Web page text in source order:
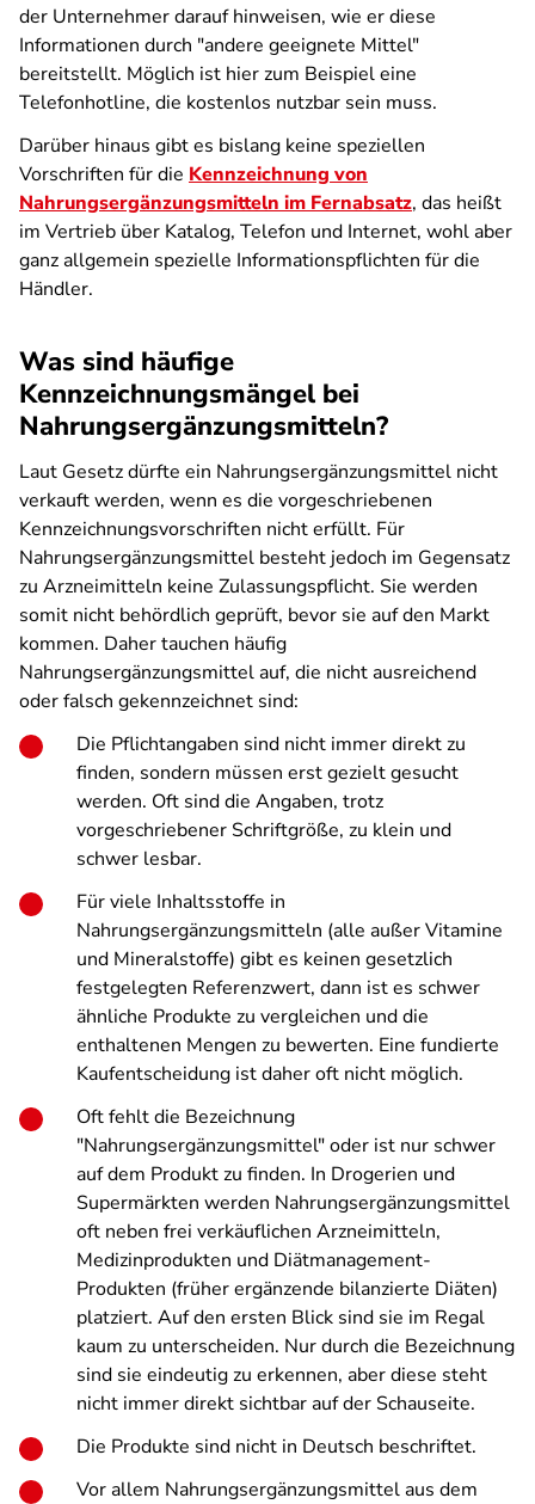
der Unternehmer darauf hinweisen, wie er diese
Informationen durch "andere geeignete Mittel"
bereitstellt. Möglich ist hier zum Beispiel eine
Telefonhotline, die kostenlos nutzbar sein muss.
Darüber hinaus gibt es bislang keine speziellen
Vorschriften für die Kennzeichnung von
Nahrungsergänzungsmitteln im Fernabsatz, das heißt
im Vertrieb über Katalog, Telefon und Internet, wohl aber
ganz allgemein spezielle Informationspflichten für die
Händler.
Was sind häufige
Kennzeichnungsmängel bei
Nahrungsergänzungsmitteln?
Laut Gesetz dürfte ein Nahrungsergänzungsmittel nicht
verkauft werden, wenn es die vorgeschriebenen
Kennzeichnungsvorschriften nicht erfüllt. Für
Nahrungsergänzungsmittel besteht jedoch im Gegensatz
zu Arzneimitteln keine Zulassungspflicht. Sie werden
somit nicht behördlich geprüft, bevor sie auf den Markt
kommen. Daher tauchen häufig
Nahrungsergänzungsmittel auf, die nicht ausreichend
oder falsch gekennzeichnet sind:
Die Pflichtangaben sind nicht immer direkt zu
finden, sondern müssen erst gezielt gesucht
werden. Oft sind die Angaben, trotz
vorgeschriebener Schriftgröße, zu klein und
schwer lesbar.
Für viele Inhaltsstoffe in
Nahrungsergänzungsmitteln (alle außer Vitamine
und Mineralstoffe) gibt es keinen gesetzlich
festgelegten Referenzwert, dann ist es schwer
ähnliche Produkte zu vergleichen und die
enthaltenen Mengen zu bewerten. Eine fundierte
Kaufentscheidung ist daher oft nicht möglich.
Oft fehlt die Bezeichnung
"Nahrungsergänzungsmittel" oder ist nur schwer
auf dem Produkt zu finden. In Drogerien und
Supermärkten werden Nahrungsergänzungsmittel
oft neben frei verkäuflichen Arzneimitteln,
Medizinprodukten und Diätmanagement-
Produkten (früher ergänzende bilanzierte Diäten)
platziert. Auf den ersten Blick sind sie im Regal
kaum zu unterscheiden. Nur durch die Bezeichnung
sind sie eindeutig zu erkennen, aber diese steht
nicht immer direkt sichtbar auf der Schauseite.
Die Produkte sind nicht in Deutsch beschriftet.
Vor allem Nahrungsergänzungsmittel aus dem